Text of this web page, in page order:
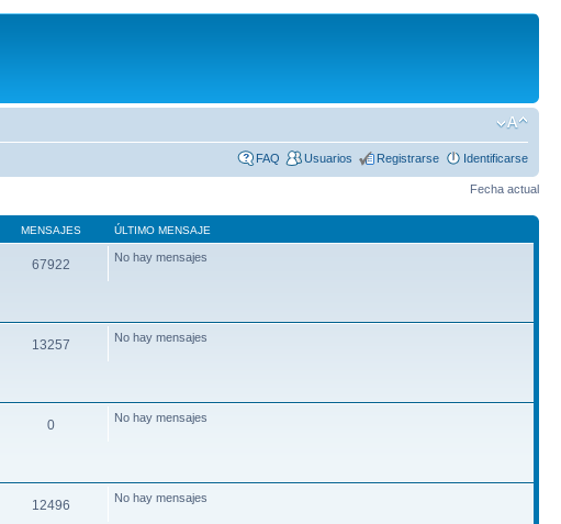
FAQ Usuarios Registrarse Identificarse
Fecha actual
MENSAJES ÚLTIMO MENSAJE
67922 No hay mensajes
13257 No hay mensajes
0 No hay mensajes
12496 No hay mensajes